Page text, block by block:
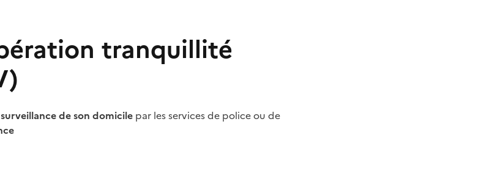
tranquillité
surveillance de son domicile par les services de police ou de